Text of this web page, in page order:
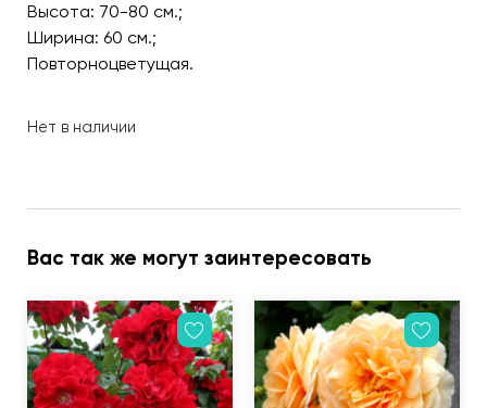
Высота: 70-80 см.;
Ширина: 60 см.;
Повторноцветущая.
Нет в наличии
Вас так же могут заинтересовать